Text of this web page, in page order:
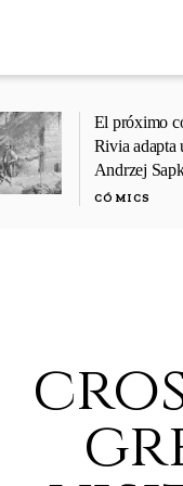
El próximo
Rivia adapta
Andrzej
CÓMICS